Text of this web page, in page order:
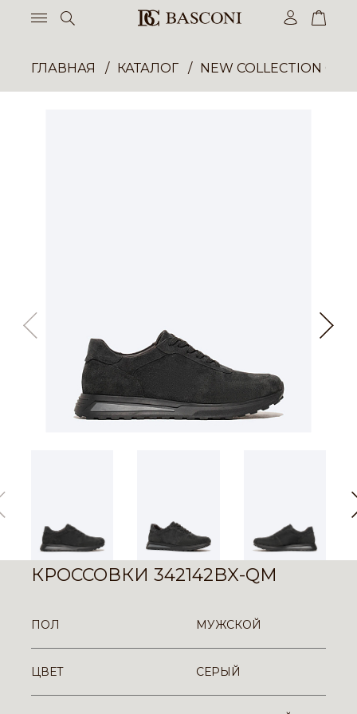
ГЛАВНАЯ КАТАЛОГ NEW COLLECTION
КРОССОВКИ 342142BX-QM
ПОЛ МУЖСКОЙ
ЦВЕТ СЕРЫЙ